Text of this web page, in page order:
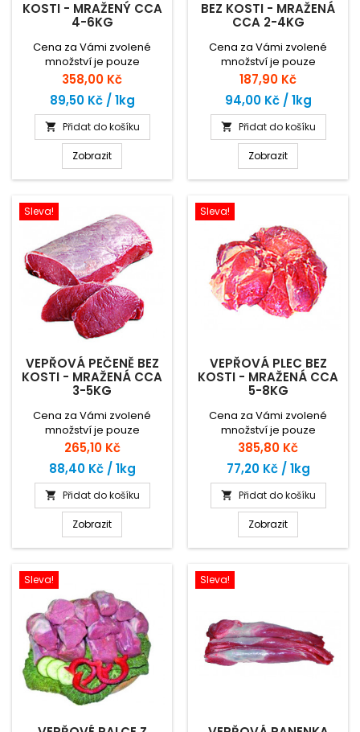
KOSTI - MRAŽENÝ CCA
4-6KG
Cena za Vámi zvolené
množství je pouze
orientační. Zaplatíte za
skutečnou hmotnost zboží
dle ceny za 1kg.
Cena
358,00 Kč
89,50 Kč / 1kg
 Přidat do košíku
Zobrazit
BEZ KOSTI - MRAŽENÁ
CCA 2-4KG
Cena za Vámi zvolené
množství je pouze
orientační. Zaplatíte za
skutečnou hmotnost zboží
dle ceny za 1kg.
Cena
187,90 Kč
94,00 Kč / 1kg
 Přidat do košíku
Zobrazit
Sleva!
VEPŘOVÁ PEČENĚ BEZ
KOSTI - MRAŽENÁ CCA
3-5KG
Cena za Vámi zvolené
množství je pouze
orientační. Zaplatíte za
skutečnou hmotnost zboží
dle ceny za 1kg.
Cena
265,10 Kč
88,40 Kč / 1kg
 Přidat do košíku
Zobrazit
Sleva!
VEPŘOVÁ PLEC BEZ
KOSTI - MRAŽENÁ CCA
5-8KG
Cena za Vámi zvolené
množství je pouze
orientační. Zaplatíte za
skutečnou hmotnost zboží
dle ceny za 1kg.
Cena
385,80 Kč
77,20 Kč / 1kg
 Přidat do košíku
Zobrazit
Sleva! Sleva!